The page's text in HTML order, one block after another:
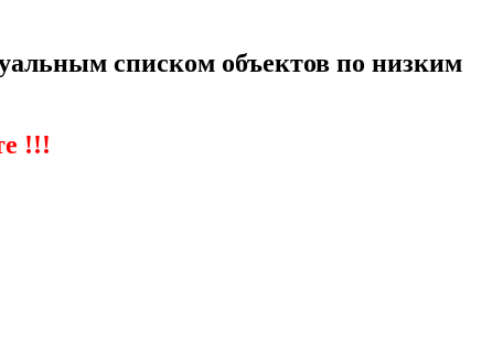
списком объектов по низким
!!!